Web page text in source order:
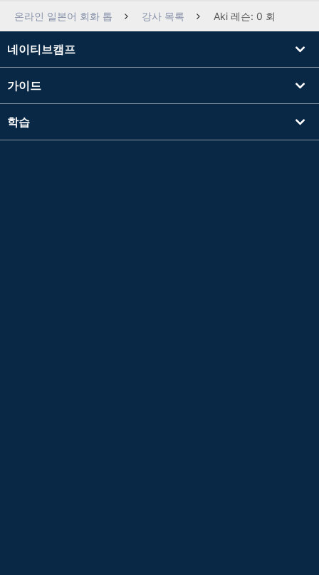
온라인 일본어 회화 톱 강사 목록 Aki 레슨: 0 회
네이티브캠프
가이드
학습